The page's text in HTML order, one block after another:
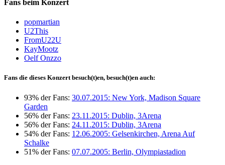
Fans beim Konzert
popmartian
U2This
FromU22U
KayMootz
Oelf Onzzo
Fans die dieses Konzert besuch(t)en, besuch(t)en auch:
93% der Fans: 30.07.2015: New York, Madison Square
Garden
56% der Fans: 23.11.2015: Dublin, 3Arena
56% der Fans: 24.11.2015: Dublin, 3Arena
54% der Fans: 12.06.2005: Gelsenkirchen, Arena Auf
Schalke
51% der Fans: 07.07.2005: Berlin, Olympiastadion